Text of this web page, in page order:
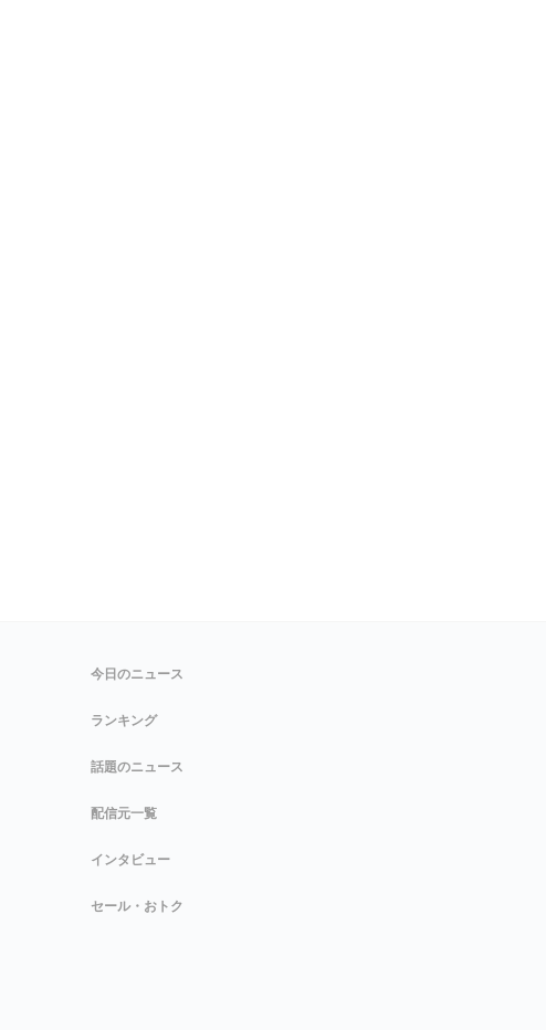
今日のニュース
ランキング
話題のニュース
配信元一覧
インタビュー
セール・おトク